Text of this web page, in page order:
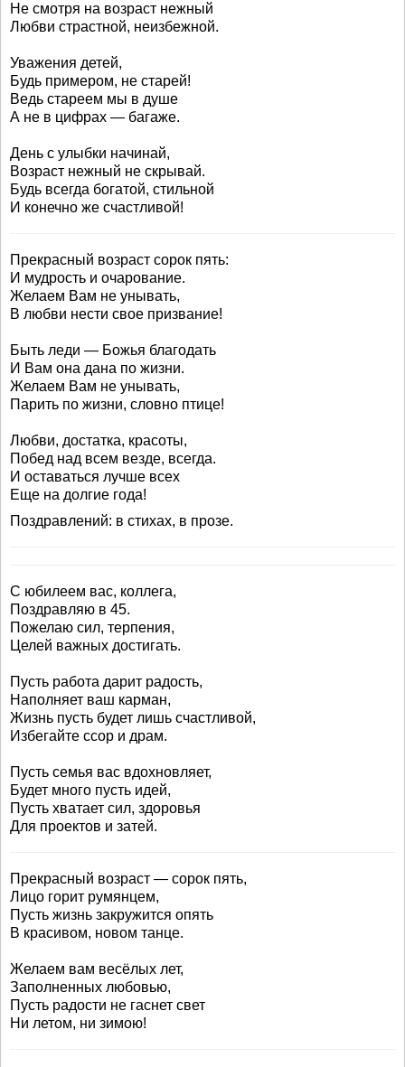
Не смотря на возраст нежный
Любви страстной, неизбежной.
Уважения детей,
Будь примером, не старей!
Ведь стареем мы в душе
А не в цифрах — багаже.
День с улыбки начинай,
Возраст нежный не скрывай.
Будь всегда богатой, стильной
И конечно же счастливой!
Прекрасный возраст сорок пять:
И мудрость и очарование.
Желаем Вам не унывать,
В любви нести свое призвание!
Быть леди — Божья благодать
И Вам она дана по жизни.
Желаем Вам не унывать,
Парить по жизни, словно птице!
Любви, достатка, красоты,
Побед над всем везде, всегда.
И оставаться лучше всех
Еще на долгие года!
Поздравлений: в стихах, в прозе.
С юбилеем вас, коллега,
Поздравляю в 45.
Пожелаю сил, терпения,
Целей важных достигать.
Пусть работа дарит радость,
Наполняет ваш карман,
Жизнь пусть будет лишь счастливой,
Избегайте ссор и драм.
Пусть семья вас вдохновляет,
Будет много пусть идей,
Пусть хватает сил, здоровья
Для проектов и затей.
Прекрасный возраст — сорок пять,
Лицо горит румянцем,
Пусть жизнь закружится опять
В красивом, новом танце.
Желаем вам весёлых лет,
Заполненных любовью,
Пусть радости не гаснет свет
Ни летом, ни зимою!